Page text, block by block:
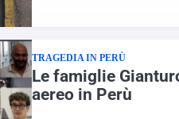
TRAGEDIA IN PERÙ
Le famiglie
aereo in Perù